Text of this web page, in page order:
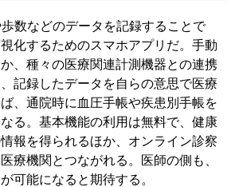
数などのデータを記録することで
化するためのスマホアプリだ。手動
、種々の医療関連計測機器との連携
記録したデータを自らの意思で医療
、通院時に血圧手帳や疾患別手帳を
る。基本機能の利用は無料で、健康
報を得られるほか、オンライン診察
療機関とつながれる。医師の側も、
可能になると期待する。